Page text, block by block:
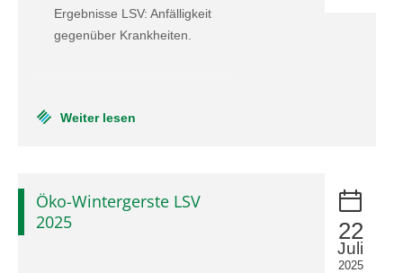
Ergebnisse LSV: Anfälligkeit
gegenüber Krankheiten.
Weiter lesen
Öko-Wintergerste LSV
2025
22
Juli
2025